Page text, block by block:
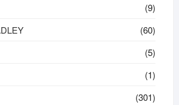
(9)
(60)
(5)
(1)
(301)